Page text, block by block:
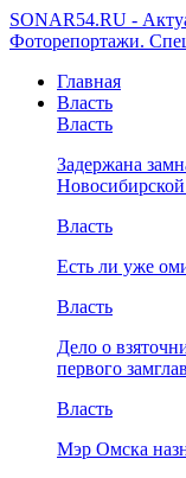
SONAR54.RU -
Фоторепортажи.
Главная
Власть
Власть
Задержана
Новосибирской
Власть
Есть ли уже
Власть
Дело о
первого
Власть
Мэр Омска